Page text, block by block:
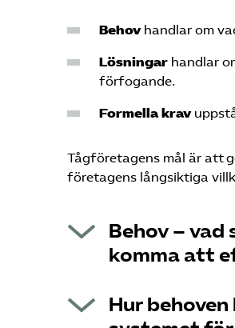
Behovhandlar om
Lösningar handlar
förfogande.
Formella krav
Tågföretagens mål är att
företagens långsiktiga
Behov – vad
komma att
behöva transporter.
Hur